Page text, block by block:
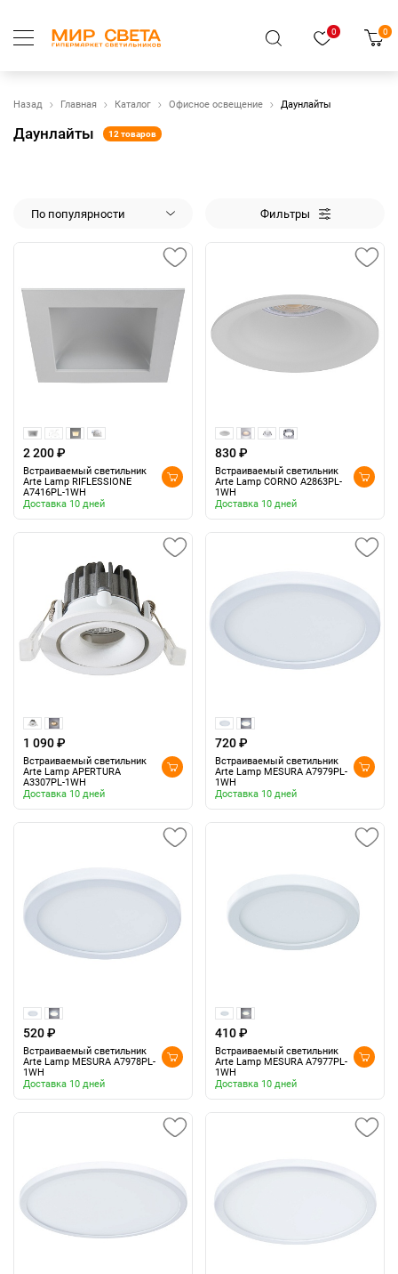
0 0
Назад Главная Каталог Офисное освещение Даунлайты
Даунлайты 12 товаров
По популярности Фильтры
2 200 ₽
Встраиваемый светильник
Arte Lamp RIFLESSIONE
A7416PL-1WH
Доставка 10 дней
830 ₽
Встраиваемый светильник
Arte Lamp CORNO A2863PL-
1WH
Доставка 10 дней
1 090 ₽
Встраиваемый светильник
Arte Lamp APERTURA
A3307PL-1WH
Доставка 10 дней
720 ₽
Встраиваемый светильник
Arte Lamp MESURA A7979PL-
1WH
Доставка 10 дней
520 ₽
Встраиваемый светильник
Arte Lamp MESURA A7978PL-
1WH
Доставка 10 дней
410 ₽
Встраиваемый светильник
Arte Lamp MESURA A7977PL-
1WH
Доставка 10 дней